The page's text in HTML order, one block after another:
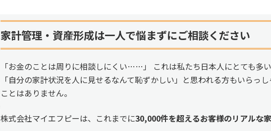
家計管理・資産形成は一人で悩まずにご相談ください
「お金のことは周りに相談しにくい……」 これは私たち日本人にとても多い
「自分の家計状況を人に見せるなんて恥ずかしい」と思われる方もいらっ
ことはありません。
株式会社マイエフピーは、これまでに30,000件を超えるお客様のリアルな